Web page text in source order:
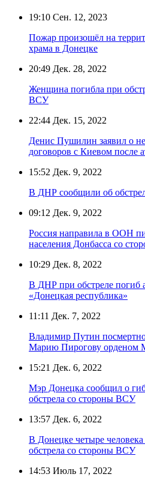
19:10 Сен. 12, 2023
Пожар произошёл на
храма в Донецке
20:49 Дек. 28, 2022
Женщина погибла при
ВСУ
22:44 Дек. 15, 2022
Денис Пушилин заявил о
договоров с Киевом после
15:52 Дек. 9, 2022
В ДНР сообщили об
09:12 Дек. 9, 2022
Россия направила в ООН
населения Донбасса со
10:29 Дек. 8, 2022
В ДНР при обстреле погиб
«Донецкая республика»
11:11 Дек. 7, 2022
Владимир Путин
Марию Пирогову орденом
15:21 Дек. 6, 2022
Мэр Донецка сообщил о
обстрела со стороны ВСУ
13:57 Дек. 6, 2022
В Донецке четыре
обстрела со стороны ВСУ
14:53 Июль 17, 2022